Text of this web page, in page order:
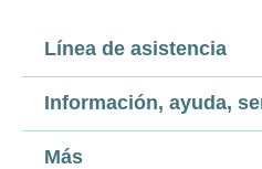
Línea de asistencia
Información, ayuda,
Más